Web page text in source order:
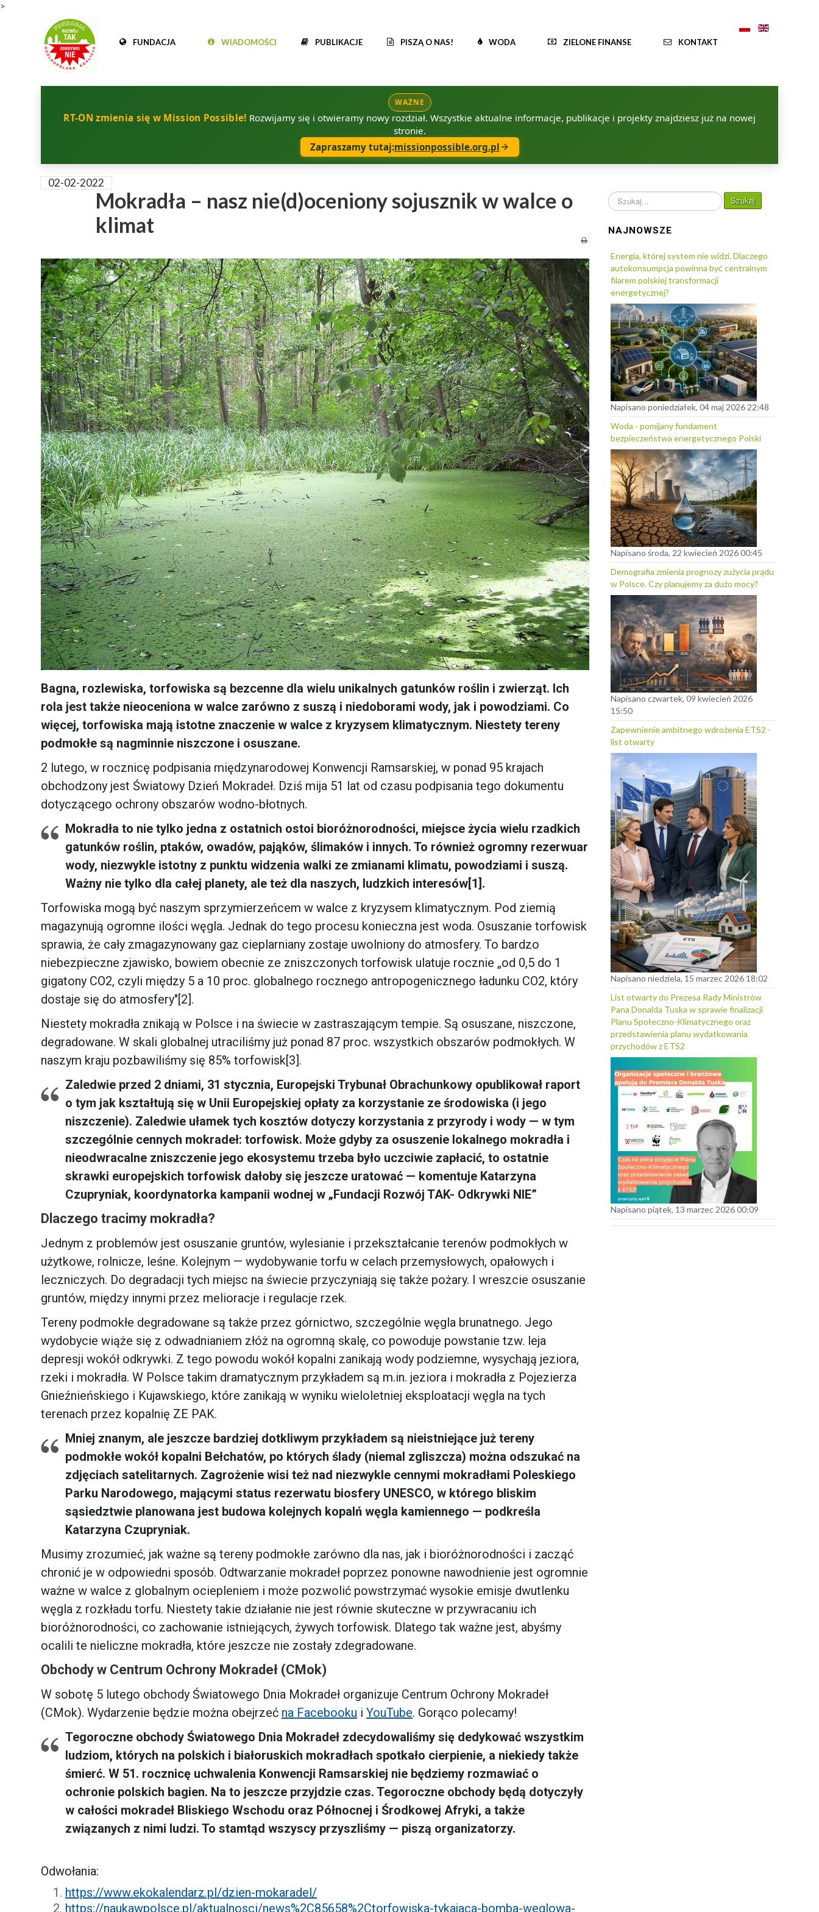
>
FUNDACJA WIADOMOŚCI PUBLIKACJE PISZĄ O NAS! WODA ZIELONE FINANSE KONTAKT
WAŻNE
RT-ON zmienia się w Mission Possible! Rozwijamy się i otwieramy nowy rozdział. Wszystkie aktualne informacje, publikacje i projekty znajdziesz już na nowej
stronie.
Zapraszamy tutaj:missionpossible.org.pl
02-02-2022
Mokradła – nasz nie(d)oceniony sojusznik w walce o
klimat
Bagna, rozlewiska, torfowiska są bezcenne dla wielu unikalnych gatunków roślin i zwierząt. Ich
rola jest także nieoceniona w walce zarówno z suszą i niedoborami wody, jak i powodziami. Co
więcej, torfowiska mają istotne znaczenie w walce z kryzysem klimatycznym. Niestety tereny
podmokłe są nagminnie niszczone i osuszane.
2 lutego, w rocznicę podpisania międzynarodowej Konwencji Ramsarskiej, w ponad 95 krajach
obchodzony jest Światowy Dzień Mokradeł. Dziś mija 51 lat od czasu podpisania tego dokumentu
dotyczącego ochrony obszarów wodno-błotnych.
Mokradła to nie tylko jedna z ostatnich ostoi bioróżnorodności, miejsce życia wielu rzadkich
gatunków roślin, ptaków, owadów, pająków, ślimaków i innych. To również ogromny rezerwuar
wody, niezwykle istotny z punktu widzenia walki ze zmianami klimatu, powodziami i suszą.
Ważny nie tylko dla całej planety, ale też dla naszych, ludzkich interesów[1].
Torfowiska mogą być naszym sprzymierzeńcem w walce z kryzysem klimatycznym. Pod ziemią
magazynują ogromne ilości węgla. Jednak do tego procesu konieczna jest woda. Osuszanie torfowisk
sprawia, że cały zmagazynowany gaz cieplarniany zostaje uwolniony do atmosfery. To bardzo
niebezpieczne zjawisko, bowiem obecnie ze zniszczonych torfowisk ulatuje rocznie „od 0,5 do 1
gigatony CO2, czyli między 5 a 10 proc. globalnego rocznego antropogenicznego ładunku CO2, który
dostaje się do atmosfery"[2].
Niestety mokradła znikają w Polsce i na świecie w zastraszającym tempie. Są osuszane, niszczone,
degradowane. W skali globalnej utraciliśmy już ponad 87 proc. wszystkich obszarów podmokłych. W
naszym kraju pozbawiliśmy się 85% torfowisk[3].
Zaledwie przed 2 dniami, 31 stycznia, Europejski Trybunał Obrachunkowy opublikował raport
o tym jak kształtują się w Unii Europejskiej opłaty za korzystanie ze środowiska (i jego
niszczenie). Zaledwie ułamek tych kosztów dotyczy korzystania z przyrody i wody — w tym
szczególnie cennych mokradeł: torfowisk. Może gdyby za osuszenie lokalnego mokradła i
nieodwracalne zniszczenie jego ekosystemu trzeba było uczciwie zapłacić, to ostatnie
skrawki europejskich torfowisk dałoby się jeszcze uratować — komentuje Katarzyna
Czupryniak, koordynatorka kampanii wodnej w „Fundacji Rozwój TAK- Odkrywki NIE”
Dlaczego tracimy mokradła?
Jednym z problemów jest osuszanie gruntów, wylesianie i przekształcanie terenów podmokłych w
użytkowe, rolnicze, leśne. Kolejnym — wydobywanie torfu w celach przemysłowych, opałowych i
leczniczych. Do degradacji tych miejsc na świecie przyczyniają się także pożary. I wreszcie osuszanie
gruntów, między innymi przez melioracje i regulacje rzek.
Tereny podmokłe degradowane są także przez górnictwo, szczególnie węgla brunatnego. Jego
wydobycie wiąże się z odwadnianiem złóż na ogromną skalę, co powoduje powstanie tzw. leja
depresji wokół odkrywki. Z tego powodu wokół kopalni zanikają wody podziemne, wysychają jeziora,
rzeki i mokradła. W Polsce takim dramatycznym przykładem są m.in. jeziora i mokradła z Pojezierza
Gnieźnieńskiego i Kujawskiego, które zanikają w wyniku wieloletniej eksploatacji węgla na tych
terenach przez kopalnię ZE PAK.
Mniej znanym, ale jeszcze bardziej dotkliwym przykładem są nieistniejące już tereny
podmokłe wokół kopalni Bełchatów, po których ślady (niemal zgliszcza) można odszukać na
zdjęciach satelitarnych. Zagrożenie wisi też nad niezwykle cennymi mokradłami Poleskiego
Parku Narodowego, mającymi status rezerwatu biosfery UNESCO, w którego bliskim
sąsiedztwie planowana jest budowa kolejnych kopalń węgla kamiennego — podkreśla
Katarzyna Czupryniak.
Musimy zrozumieć, jak ważne są tereny podmokłe zarówno dla nas, jak i bioróżnorodności i zacząć
chronić je w odpowiedni sposób. Odtwarzanie mokradeł poprzez ponowne nawodnienie jest ogromnie
ważne w walce z globalnym ociepleniem i może pozwolić powstrzymać wysokie emisje dwutlenku
węgla z rozkładu torfu. Niestety takie działanie nie jest równie skuteczne w przywracaniu ich
bioróżnorodności, co zachowanie istniejących, żywych torfowisk. Dlatego tak ważne jest, abyśmy
ocalili te nieliczne mokradła, które jeszcze nie zostały zdegradowane.
Obchody w Centrum Ochrony Mokradeł (CMok)
W sobotę 5 lutego obchody Światowego Dnia Mokradeł organizuje Centrum Ochrony Mokradeł
(CMok). Wydarzenie będzie można obejrzeć na Facebooku i YouTube. Gorąco polecamy!
Tegoroczne obchody Światowego Dnia Mokradeł zdecydowaliśmy się dedykować wszystkim
ludziom, których na polskich i białoruskich mokradłach spotkało cierpienie, a niekiedy także
śmierć. W 51. rocznicę uchwalenia Konwencji Ramsarskiej nie będziemy rozmawiać o
ochronie polskich bagien. Na to jeszcze przyjdzie czas. Tegoroczne obchody będą dotyczyły
w całości mokradeł Bliskiego Wschodu oraz Północnej i Środkowej Afryki, a także
związanych z nimi ludzi. To stamtąd wszyscy przyszliśmy — piszą organizatorzy.
Odwołania:
https://www.ekokalendarz.pl/dzien-mokaradel/
https://naukawpolsce.pl/aktualnosci/news%2C85658%2Ctorfowiska-tykajaca-bomba-weglowa-
Szukaj... Szukaj
NAJNOWSZE
Energia, której system nie widzi. Dlaczego
autokonsumpcja powinna być centralnym
filarem polskiej transformacji
energetycznej?
Napisano poniedziałek, 04 maj 2026 22:48
Woda - pomijany fundament
bezpieczeństwa energetycznego Polski
Napisano środa, 22 kwiecień 2026 00:45
Demografia zmienia prognozy zużycia prądu
w Polsce. Czy planujemy za dużo mocy?
Napisano czwartek, 09 kwiecień 2026
15:50
Zapewnienie ambitnego wdrożenia ETS2 -
list otwarty
Napisano niedziela, 15 marzec 2026 18:02
List otwarty do Prezesa Rady Ministrów
Pana Donalda Tuska w sprawie finalizacji
Planu Społeczno-Klimatycznego oraz
przedstawienia planu wydatkowania
przychodów z ETS2
Napisano piątek, 13 marzec 2026 00:09